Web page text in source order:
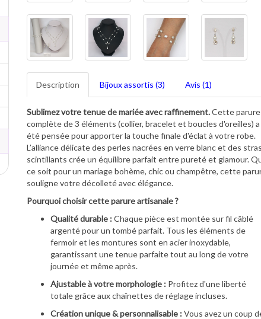
Description Bijoux assortis (3) Avis (1)
Sublimez votre tenue de mariée avec raffinement.Cette parure
complète de 3 éléments (collier, bracelet et boucles d'oreilles) a
été pensée pour apporter la touche finale d'éclat à votre robe.
L’alliance délicate des perles nacrées en verre blanc et des
scintillants crée un équilibre parfait entre pureté et glamour.
ce soit pour un mariage bohème, chic ou champêtre, cette
souligne votre décolleté avec élégance.
Pourquoi choisir cette parure artisanale ?
Qualité durable :Chaque pièce est montée sur fil câblé
argenté pour un tombé parfait. Tous les éléments de
fermoir et les montures sont en acier inoxydable,
garantissant une tenue parfaite tout au long de votre
journée et même après.
Ajustable à votre morphologie :Profitez d'une liberté
totale grâce aux chaînettes de réglage incluses.
Création unique & personnalisable :Vous avez un coup